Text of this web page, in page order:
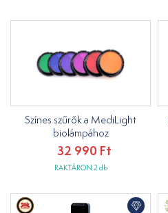
Színes szűrők a MediLight
biolámpához
32 990 Ft
RAKTÁRON 2 db